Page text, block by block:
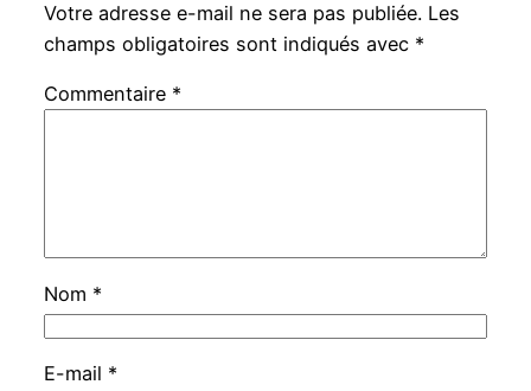
Votre adresse e-mail ne sera pas publiée. Les
champs obligatoires sont indiqués avec *
Commentaire *
Nom *
E-mail *